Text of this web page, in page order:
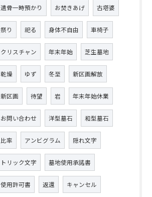
遺骨一時預かり お焚きあげ 古塔婆
祭り 祀る 身体不自由 車椅子
クリスチャン 年末年始 芝生墓地
乾燥 ゆず 冬至 新区画解放
新区画 待望 岩 年末年始休業
お問い合わせ 洋型墓石 和型墓石
比率 アンビグラム 隠れ文字
トリック文字 墓地使用承諾書
使用許可書 返還 キャンセル